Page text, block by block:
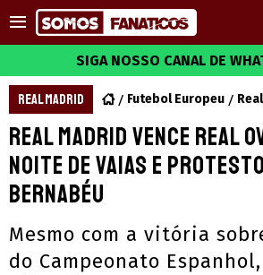
SIGA NOSSO CANAL DE
REAL MADRID Futebol Europeu
Real Madrid vence Real
noite de vaias e
Bernabéu
Mesmo com a vitória
do Campeonato